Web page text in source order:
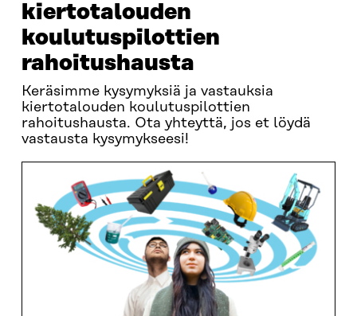
kiertotalouden
koulutuspilottien
rahoitushausta
Keräsimme kysymyksiä ja vastauksia
kiertotalouden koulutuspilottien
rahoitushausta. Ota yhteyttä, jos et löydä
vastausta kysymykseesi!